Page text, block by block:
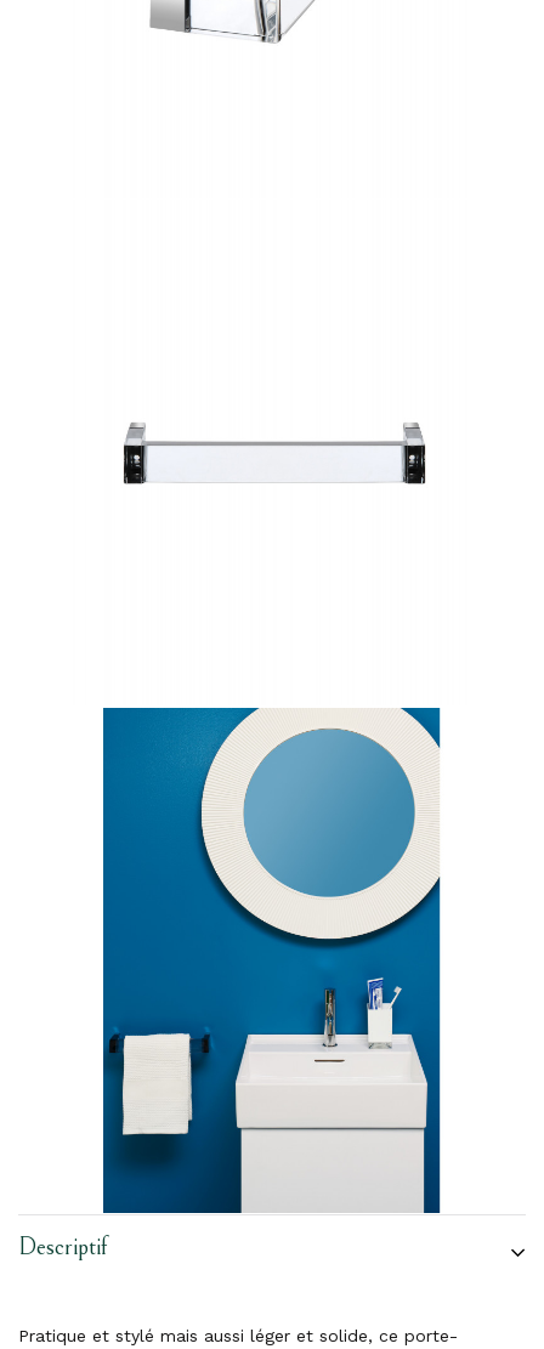
Descriptif
Pratique et stylé mais aussi léger et solide, ce porte-